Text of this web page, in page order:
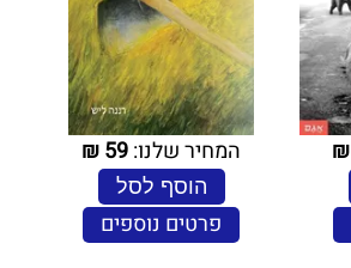
₪ המחיר שלנו:59
₪
הוסף לסל
פרטים נוספים